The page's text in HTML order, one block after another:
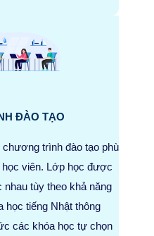
ĐÀO TẠO
trình đào tạo phù
viên. Lớp học được
tùy theo khả năng
học tiếng Nhật thông
các khóa học tự chọn